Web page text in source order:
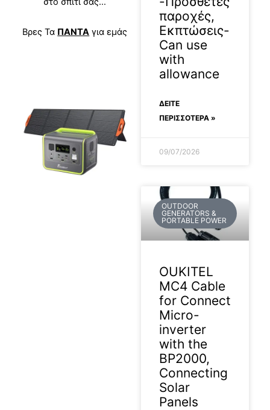
Βρες Τα ΠΑΝΤΑ για εμάς
παροχές,
Εκπτώσεις-
Can use
with
allowance
ΔΕΊΤΕ
ΠΕΡΙΣΣΟΤΕΡΑ »
09/07/2026
OUTDOOR
GENERATORS &
PORTABLE POWER
OUKITEL
MC4 Cable
for Connect
Micro-
inverter
with the
BP2000,
Connecting
Solar
Panels